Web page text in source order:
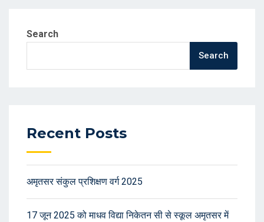
Search
Search
Recent Posts
अमृतसर संकुल प्रशिक्षण वर्ग 2025
17 जून 2025 को माधव विद्या निकेतन सी से स्कूल अमृतसर में